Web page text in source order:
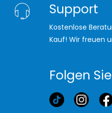
Support
Kostenlose
Kauf! Wir freuen
Folgen